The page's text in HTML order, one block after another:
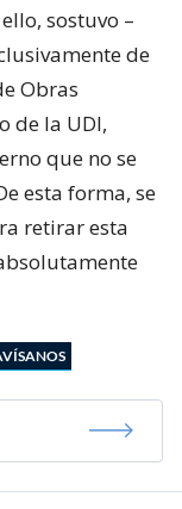
sostuvo –
de
Obras
de la UDI,
que no se
esta forma, se
retirar esta